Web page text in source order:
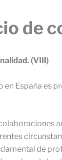
de
(VIII)
España es
de